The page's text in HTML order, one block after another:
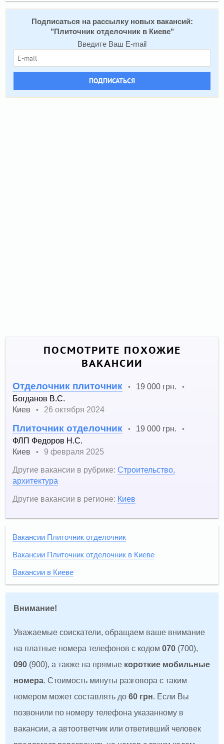
Подписаться на расcылку новых вакансий:
" Плиточник отделочник в Киеве"
Введите Ваш E-mail
ПОДПИСАТЬСЯ
ПОСМОТРИТЕ ПОХОЖИЕ
ВАКАНСИИ
Отделочник плиточник • 19 000 грн. •
Богданов В.С.
Киев
• 26 октября 2024
Плиточник отделочник • 19 000 грн. •
ФЛП Федоров Н.С.
Киев
•
9 февраля 2025
Другие вакансии в рубрике: Строительство,
архитектура
Другие вакансии в регионе: Киев
Вакансии Плиточник отделочник
Вакансии Плиточник отделочник в Киеве
Вакансии в Киеве
Внимание!
Уважаемые соискатели, обращаем ваше внимание
на платные номера телефонов с кодом070 (700),
090 (900), а также на прямые короткие мобильные
номера. Стоимость минуты разговора с таким
номером может составлять до60 грн. Если Вы
позвонили по номеру телефона указанному в
вакансии, а автоответчик или ответивший человек